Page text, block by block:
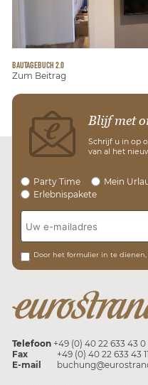
BAUTAGEBUCH 2.0
Zum Beitrag
Blijf met
Schrijf u in op
van al het
Party Time Mein
Erlebnispakete
Door het formulier in te
Telefoon +49 (0) 40 22 633 43 0
Fax
+49 (0) 40 22 633 43
E-mail